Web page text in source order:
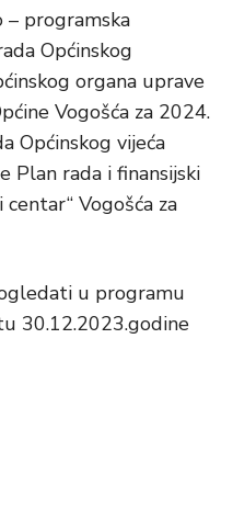
– programska
Općinskog
organa uprave
Vogošća za 2024.
Općinskog vijeća
Plan rada i finansijski
Vogošća za
u programu
30.12.2023.godine